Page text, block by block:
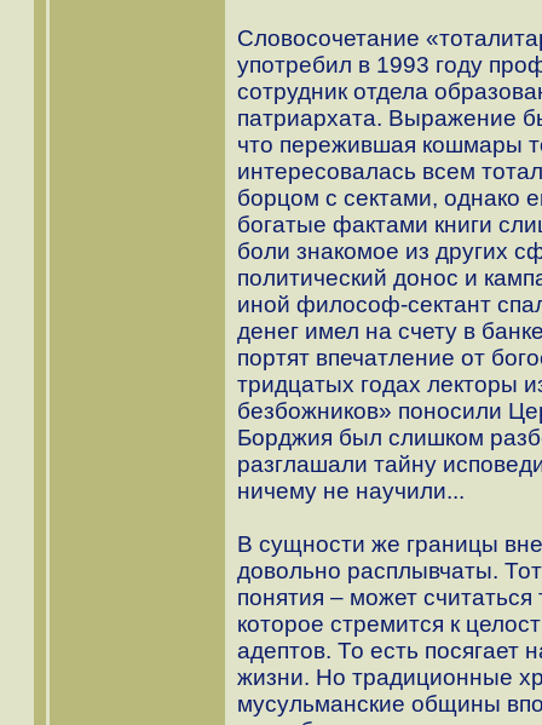
Словосочетание
употребил в 1993 году
сотрудник отдела
патриархата. Выражение
что пережившая кошмары
интересовалась всем
борцом с сектами, однако
богатые фактами книги
боли знакомое из других
политический донос и
иной философ-сектант
денег имел на счету в
портят впечатление от
тридцатых годах лекторы
безбожников» поносили
Борджия был слишком
разглашали тайну
ничему не научили...
В сущности же границы
довольно расплывчаты.
понятия – может
которое стремится к
адептов. То есть посягает
жизни. Но традиционные
мусульманские общины